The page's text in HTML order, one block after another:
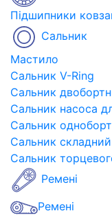
Підшипники
Сальник
Мастило
Сальник V-Ring
Сальник
Сальник насоса
Сальник
Сальник складний
Сальник
Ремені
Ремені